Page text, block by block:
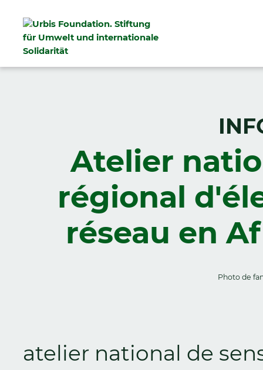
Atelier
régional
réseau en
Photo de
atelier national de